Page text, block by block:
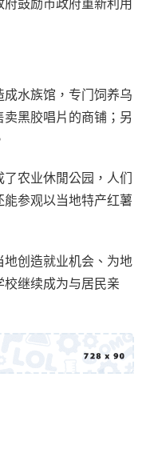
水族馆，专门饲养乌
黑胶唱片的商铺；另
农业休閒公园，人们
参观以当地特产红薯
创造就业机会、为地
继续成为与居民亲